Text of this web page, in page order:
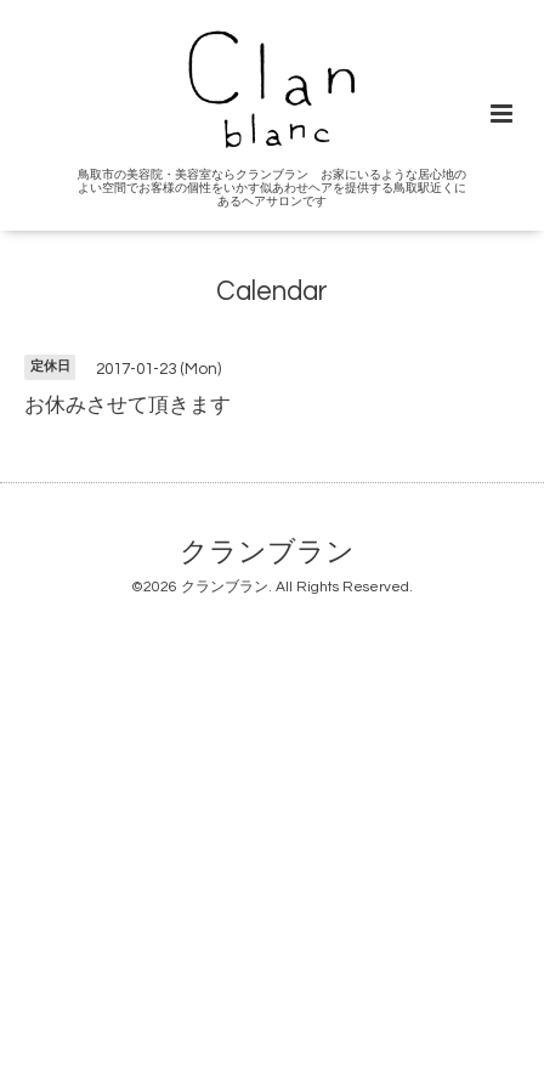
鳥取市の美容院・美容室ならクランブラン お家にいるような居心地の
よい空間でお客様の個性をいかす似あわせヘアを提供する鳥取駅近くに
あるヘアサロンです
Calendar
定休日 2017-01-23 (Mon)
お休みさせて頂きます
クランブラン
©2026 クランブラン. All Rights Reserved.